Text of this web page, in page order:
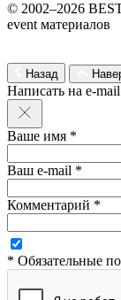
© 2002–2026
event материалов
Назад
Написать на e-mail
Ваше имя *
Ваш e-mail *
Комментарий *
* Обязательные